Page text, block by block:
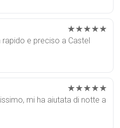
★★★★★
e preciso a Castel
★★★★★
mi ha aiutata di notte a